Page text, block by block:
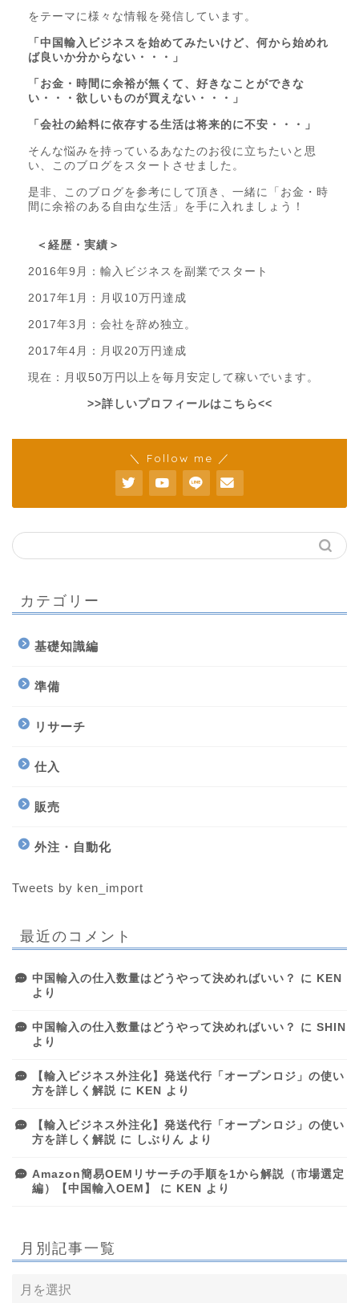
をテーマに様々な情報を発信しています。
「中国輸入ビジネスを始めてみたいけど、何から始めれ
ば良いか分からない・・・」
「お金・時間に余裕が無くて、好きなことができな
い・・・欲しいものが買えない・・・」
「会社の給料に依存する生活は将来的に不安・・・」
そんな悩みを持っているあなたのお役に立ちたいと思
い、このブログをスタートさせました。
是非、このブログを参考にして頂き、一緒に「お金・時
間に余裕のある自由な生活」を手に入れましょう！
＜経歴・実績＞
2016年9月：輸入ビジネスを副業でスタート
2017年1月：月収10万円達成
2017年3月：会社を辞め独立。
2017年4月：月収20万円達成
現在：月収50万円以上を毎月安定して稼いでいます。
>>詳しいプロフィールはこちら<<
＼ Follow me ／
カテゴリー
基礎知識編
準備
リサーチ
仕入
販売
外注・自動化
Tweets by ken_import
最近のコメント
中国輸入の仕入数量はどうやって決めればいい？ に KEN
より
中国輸入の仕入数量はどうやって決めればいい？ に SHIN
より
【輸入ビジネス外注化】発送代行「オープンロジ」の使い
方を詳しく解説 に KEN より
【輸入ビジネス外注化】発送代行「オープンロジ」の使い
方を詳しく解説 に しぶりん より
Amazon簡易OEMリサーチの手順を1から解説（市場選定
編）【中国輸入OEM】
に KEN より
月別記事一覧